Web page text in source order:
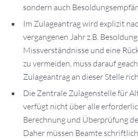
sondern auch
Im Zulageantrag wird explizit
vergangenen Jahr z.B.
Missverständnisse und eine
zu vermeiden, muss darauf
Zulageantrag an dieser Stelle
Die Zentrale Zulagenstelle für
verfügt nicht über alle
Berechnung und Überprüfung
Daher müssen Beamte